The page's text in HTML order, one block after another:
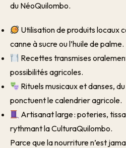
du NéoQuilombo.
Utilisation de produits locaux
canne à sucre ou l’huile de palme.
Recettes transmises
possibilités agricoles.
Rituels musicaux et danses,
ponctuent le calendrier agricole.
Artisanat large : poteries,
rythmant la CulturaQuilombo.
Parce que la nourriture n’est